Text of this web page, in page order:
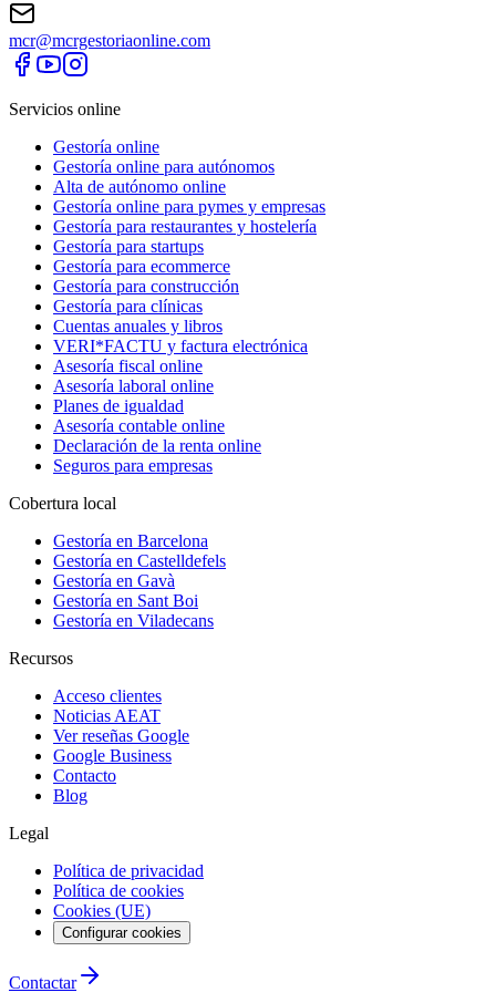
mcr@mcrgestoriaonline.com
Servicios online
Gestoría online
Gestoría online para autónomos
Alta de autónomo online
Gestoría online para pymes y empresas
Gestoría para restaurantes y hostelería
Gestoría para startups
Gestoría para ecommerce
Gestoría para construcción
Gestoría para clínicas
Cuentas anuales y libros
VERI*FACTU y factura electrónica
Asesoría fiscal online
Asesoría laboral online
Planes de igualdad
Asesoría contable online
Declaración de la renta online
Seguros para empresas
Cobertura local
Gestoría en Barcelona
Gestoría en Castelldefels
Gestoría en Gavà
Gestoría en Sant Boi
Gestoría en Viladecans
Recursos
Acceso clientes
Noticias AEAT
Ver reseñas Google
Google Business
Contacto
Blog
Legal
Política de privacidad
Política de cookies
Cookies (UE)
Configurar cookies
Contactar